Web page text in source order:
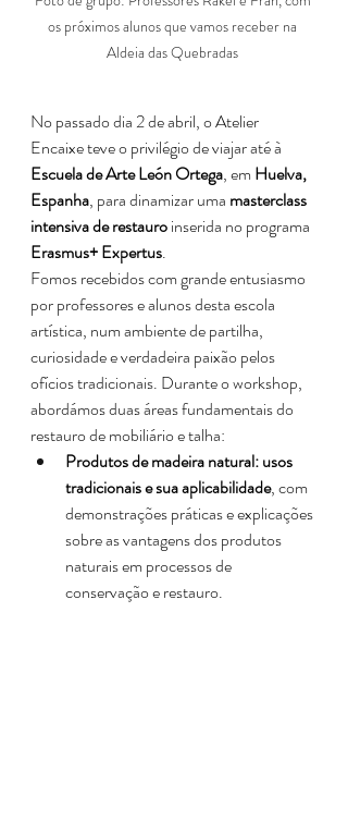
os próximos alunos que vamos receber na
Aldeia das Quebradas
No passado dia 2 de abril, o Atelier
Encaixe teve o privilégio de viajar até à
Escuela de Arte León Ortega, em Huelva,
Espanha, para dinamizar uma masterclass
intensiva de restauro inserida no programa
Erasmus+ Expertus.
Fomos recebidos com grande entusiasmo
por professores e alunos desta escola
artística, num ambiente de partilha,
curiosidade e verdadeira paixão pelos
ofícios tradicionais. Durante o workshop,
abordámos duas áreas fundamentais do
restauro de mobiliário e talha:
Produtos de madeira natural: usos
tradicionais e sua aplicabilidade, com
demonstrações práticas e explicações
sobre as vantagens dos produtos
naturais em processos de
conservação e restauro.